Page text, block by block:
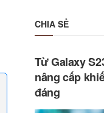
CHIA SẺ
Từ Galaxy
nâng cấp
đáng